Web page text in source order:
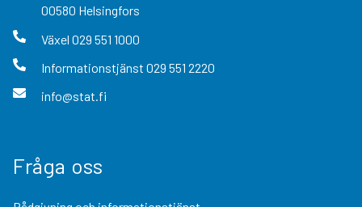
00580 Helsingfors
Växel 029 551 1000
Informationstjänst 029 551 2220
info@stat.fi
Fråga oss